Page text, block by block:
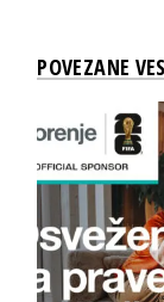
POVEZANE